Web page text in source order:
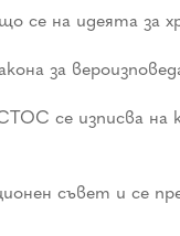
на идеята за
за
изписва на
съвет и се